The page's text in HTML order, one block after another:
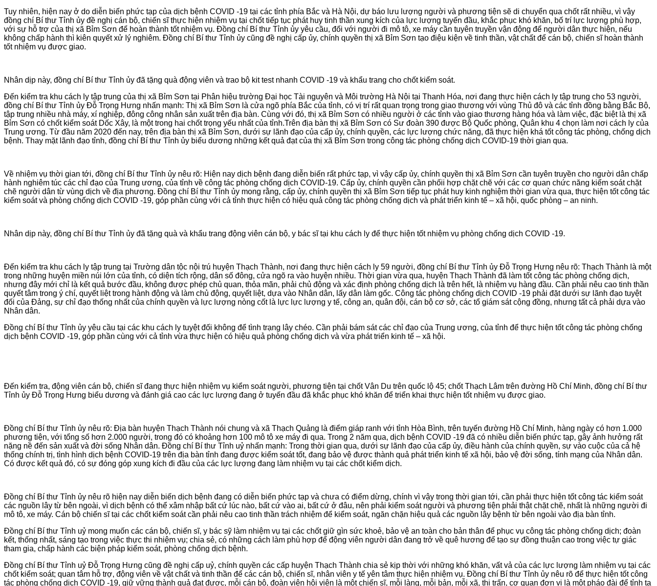
Tuy nhiên, hiện nay ở do diễn biến phức tạp của dịch bệnh COVID -19 tại các tỉnh phía Bắc và Hà Nội, dự báo lưu lượng người và phương tiện sẽ di chuyển qua chốt rất nhiều, vì vậy
đồng chí Bí thư Tỉnh ủy đề nghị cán bộ, chiến sĩ thực hiện nhiệm vụ tại chốt tiếp tục phát huy tinh thần xung kích của lực lượng tuyến đầu, khắc phục khó khăn, bố trí lực lượng phù hợp,
với sự hỗ trợ của thị xã Bỉm Sơn để hoàn thành tốt nhiệm vụ. Đồng chí Bí thư Tỉnh ủy yêu cầu, đối với người đi mô tô, xe máy cần tuyên truyền vận động để người dân thực hiện, nếu
không chấp hành thì kiên quyết xử lý nghiêm. Đồng chí Bí thư Tỉnh ủy cũng đề nghị cấp ủy, chính quyền thị xã Bỉm Sơn tạo điệu kiện về tinh thần, vật chất để cán bộ, chiến sĩ hoàn thành
tốt nhiệm vụ được giao.
Nhân dịp này, đồng chí Bí thư Tỉnh ủy đã tặng quà động viên và trao bộ kit test nhanh COVID -19 và khẩu trang cho chốt kiểm soát.
Đến kiểm tra khu cách ly tập trung của thị xã Bỉm Sơn tại Phân hiệu trường Đại học Tài nguyên và Môi trường Hà Nội tại Thanh Hóa, nơi đang thực hiện cách ly tập trung cho 53 người,
đồng chí Bí thư Tỉnh ủy Đỗ Trọng Hưng nhấn mạnh: Thị xã Bỉm Sơn là cửa ngõ phía Bắc của tỉnh, có vị trí rất quan trọng trong giao thương với vùng Thủ đô và các tỉnh đồng bằng Bắc Bộ,
tập trung nhiều nhà máy, xí nghiệp, đông công nhân sản xuất trên địa bàn. Cùng với đó, thị xã Bỉm Sơn có nhiều người ở các tỉnh vào giao thương hàng hóa và làm việc, đặc biệt là thị xã
Bỉm Sơn có chốt kiểm soát Dốc Xây, là một trong hai chốt trọng yếu nhất của tỉnh.Trên địa bàn thị xã Bỉm Sơn có Sư đoàn 390 được Bộ Quốc phòng, Quân khu 4 chọn làm nơi cách ly của
Trung ương. Từ đầu năm 2020 đến nay, trên địa bàn thị xã Bỉm Sơn, dưới sự lãnh đạo của cấp ủy, chính quyền, các lực lượng chức năng, đã thực hiện khá tốt công tác phòng, chống dịch
bệnh. Thay mặt lãnh đạo tỉnh, đồng chí Bí thư Tỉnh ủy biểu dương những kết quả đạt của thị xã Bỉm Sơn trong công tác phòng chống dịch COVID-19 thời gian qua.
Về nhiệm vụ thời gian tới, đồng chí Bí thư Tỉnh ủy nêu rõ: Hiện nay dịch bệnh đang diễn biến rất phức tạp, vì vậy cấp ủy, chính quyền thị xã Bỉm Sơn cần tuyên truyền cho người dân chấp
hành nghiêm túc các chỉ đạo của Trung ương, của tỉnh về công tác phòng chống dịch COVID-19. Cấp ủy, chính quyền cần phốii hợp chặt chẽ với các cơ quan chức năng kiểm soát chặt
chẽ người dân từ vùng dịch về địa phương. Đồng chí Bí thư Tỉnh ủy mong rằng, cấp ủy, chính quyền thị xã Bỉm Sơn tiếp tục phát huy kinh nghiệm thời gian vừa qua, thực hiện tốt công tác
kiểm soát và phòng chống dịch COVID -19, góp phần cùng với cả tỉnh thực hiện có hiệu quả công tác phòng chống dịch và phát triển kinh tế – xã hội, quốc phòng – an ninh.
Nhân dịp này, đồng chí Bí thư Tỉnh ủy đã tặng quà và khẩu trang động viên cán bộ, y bác sĩ tại khu cách ly để thực hiện tốt nhiệm vụ phòng chống dịch COVID -19.
Đến kiểm tra khu cách ly tập trung tại Trường dân tộc nội trú huyện Thạch Thành, nơi đang thực hiện cách ly 59 người, đồng chí Bí thư Tỉnh ủy Đỗ Trọng Hưng nêu rõ: Thạch Thành là một
trong những huyện miền núi lớn của tỉnh, có diện tích rộng, dân số đông, cửa ngõ ra vào huyện nhiều. Thời gian vừa qua, huyện Thạch Thành đã làm tốt công tác phòng chống dịch,
nhưng đây mới chỉ là kết quả bước đầu, không được phép chủ quan, thỏa mãn, phải chủ động và xác định phòng chống dịch là trên hết, là nhiệm vụ hàng đầu. Cần phải nêu cao tinh thần
quyết tâm trong ý chí, quyết liệt trong hành động và làm chủ động, quyết liệt, dựa vào Nhân dân, lấy dân làm gốc. Công tác phòng chống dịch COVID -19 phải đặt dưới sự lãnh đạo tuyệt
đối của Đảng, sự chỉ đạo thống nhất của chính quyền và lực lượng nòng cốt là lực lực lượng y tế, công an, quân đội, cán bộ cơ sở, các tổ giám sát cộng đồng, nhưng tất cả phải dựa vào
Nhân dân.
Đồng chí Bí thư Tỉnh ủy yêu cầu tại các khu cách ly tuyệt đối không để tình trạng lây chéo. Cần phải bám sát các chỉ đạo của Trung ương, của tỉnh để thực hiện tốt công tác phòng chống
dịch bệnh COVID -19, góp phần cùng với cả tỉnh vừa thực hiện có hiệu quả phòng chống dịch và vừa phát triển kinh tế – xã hội.
Đến kiểm tra, động viên cán bộ, chiến sĩ đang thực hiện nhiệm vụ kiểm soát người, phương tiện tại chốt Vân Du trên quốc lộ 45; chốt Thạch Lâm trên đường Hồ Chí Minh, đồng chí Bí thư
Tỉnh ủy Đỗ Trọng Hưng biểu dương và đánh giá cao các lực lượng đang ở tuyến đầu đã khắc phục khó khăn để triển khai thực hiện tốt nhiệm vụ được giao.
Đồng chí Bí thư Tỉnh ủy nêu rõ: Địa bàn huyện Thạch Thành nói chung và xã Thạch Quảng là điểm giáp ranh với tỉnh Hòa Bình, trên tuyến đường Hồ Chí Minh, hàng ngày có hơn 1.000
phương tiện, với tổng số hơn 2.000 người, trong đó có khoảng hơn 100 mô tô xe máy đi qua. Trong 2 năm qua, dịch bệnh COVID -19 đã có nhiều diễn biến phức tạp, gây ảnh hưởng rất
nặng nề đến sản xuất và đời sống Nhân dân. Đồng chí Bí thư Tỉnh uỷ nhấn mạnh: Trong thời gian qua, dưới sự lãnh đạo của cấp ủy, điều hành của chính quyền, sự vào cuộc của cả hệ
thống chính trị, tình hình dịch bệnh COVID-19 trên địa bàn tỉnh đang được kiểm soát tốt, đang bảo vệ được thành quả phát triển kinh tế xã hội, bảo vệ đời sống, tính mạng của Nhân dân.
Có được kết quả đó, có sự đóng góp xung kích đi đầu của các lực lượng đang làm nhiệm vụ tại các chốt kiểm dịch.
Đồng chí Bí thư Tỉnh ủy nêu rõ hiện nay diễn biến dịch bệnh đang có diễn biến phức tạp và chưa có điểm dừng, chính vì vậy trong thời gian tới, cần phải thực hiện tốt công tác kiểm soát
các nguồn lây từ bên ngoài, vì dịch bệnh có thể xâm nhập bất cứ lúc nào, bất cứ vào ai, bất cứ ở đâu, nên phải kiểm soát người và phương tiện phải thật chặt chẽ, nhất là những người đi
mô tô, xe máy. Cán bộ chiến sĩ tại các chốt kiểm soát cần phải nêu cao tinh thần trách nhiệm để kiểm soát, ngăn chặn hiệu quả các nguồn lây bệnh từ bên ngoài vào địa bàn tỉnh.
Đồng chí Bí thư Tỉnh uỷ mong muốn các cán bộ, chiến sĩ, y bác sỹ làm nhiệm vụ tại các chốt giữ gìn sức khoẻ, bảo vệ an toàn cho bản thân để phục vụ công tác phòng chống dịch; đoàn
kết, thống nhất, sáng tạo trong việc thực thi nhiệm vụ; chia sẻ, có những cách làm phù hợp để động viên người dân đang trở về quê hương để tạo sự đồng thuận cao trong việc tự giác
tham gia, chấp hành các biện pháp kiểm soát, phòng chống dịch bệnh.
Đồng chí Bí thư Tỉnh uỷ Đỗ Trọng Hưng cũng đề nghị cấp uỷ, chính quyền các cấp huyện Thạch Thành chia sẻ kịp thời với những khó khăn, vất vả của các lực lượng làm nhiệm vụ tại các
chốt kiểm soát; quan tâm hỗ trợ, động viên về vật chất và tinh thần để các cán bộ, chiến sĩ, nhân viên y tế yên tâm thực hiện nhiệm vụ. Đồng chí Bí thư Tỉnh ủy nêu rõ để thực hiện tốt công
tác phòng chống dịch COVID -19, giữ vững thành quả đạt được, mỗi cán bộ, đoàn viên hội viên là một chiến sĩ, mỗi làng, mỗi bản, mỗi xã, thị trấn, cơ quan đơn vị là một pháo đài để tỉnh ta